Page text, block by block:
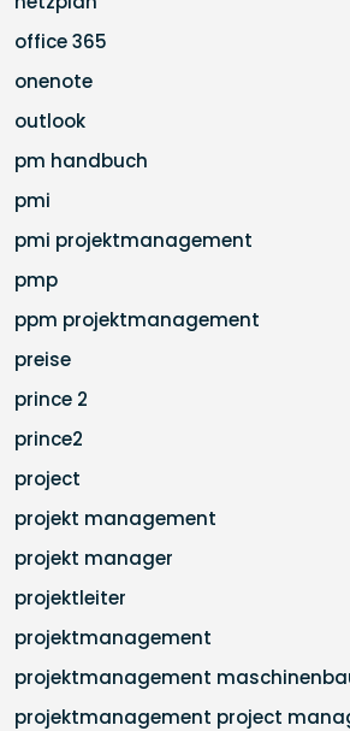
office 365
onenote
outlook
pm handbuch
pmi
pmi projektmanagement
pmp
ppm projektmanagement
preise
prince 2
prince2
project
projekt management
projekt manager
projektleiter
projektmanagement
projektmanagement
projektmanagement project